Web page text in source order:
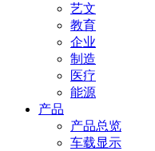
艺文
教育
企业
制造
医疗
能源
产品
产品总览
车载显示